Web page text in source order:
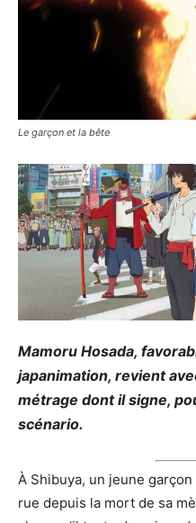
Le garçon et la bête
Mamoru Hosada,
japanimation, revient
métrage dont il signe,
scénario.
À Shibuya, un jeune
rue depuis la mort de sa